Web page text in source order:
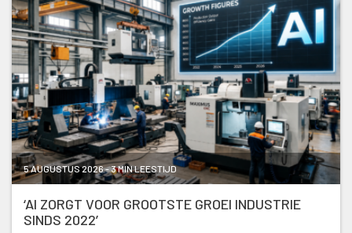
5 AUGUSTUS 2026 - 3 MIN LEESTIJD
‘AI ZORGT VOOR GROOTSTE GROEI INDUSTRIE
SINDS 2022’